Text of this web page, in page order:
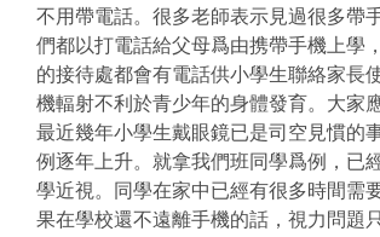
不用帶電話。很多老師表示見過很多帶
們都以打電話給父母爲由携帶手機上學
的接待處都會有電話供小學生聯絡家長
機輻射不利於青少年的身體發育。大家
最近幾年小學生戴眼鏡已是司空見慣的
例逐年上升。就拿我們班同學爲例，已
學近視。同學在家中已經有很多時間需
果在學校還不遠離手機的話，視力問題